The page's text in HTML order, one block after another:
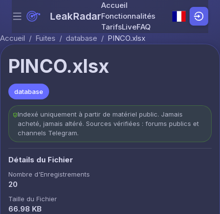
Skip to content
Menu LeakRadar
Accueil
Fonctionnalités
TarifsLiveFAQ
Accueil / Fuites / database / PINCO.xlsx
PINCO.xlsx
database
Indexé uniquement à partir de matériel public. Jamais
acheté, jamais altéré. Sources vérifiées : forums publics et
channels Telegram.
Détails du Fichier
Nombre d'Enregistrements
20
Taille du Fichier
66.98 KB